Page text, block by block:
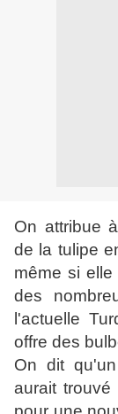
On attribue
de la tulipe
même si
des
l'actuelle
offre des
On dit
aurait